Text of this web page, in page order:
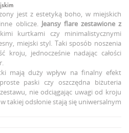
jest z estetyką boho, w miejskich
oblicze. Jeansy flare zestawione z
kurtkami czy minimalistycznymi
miejski styl. Taki sposób noszenia
kroju, jednocześnie nadając całości
mają duży wpływ na finalny efekt
paski czy oszczędna biżuteria
nie odciągając uwagi od kroju
takiej odsłonie stają się uniwersalnym